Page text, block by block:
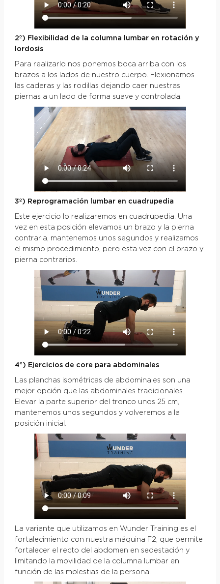
2º) Flexibilidad de la columna lumbar en rotación y
lordosis
Para realizarlo nos ponemos boca arriba con los
brazos a los lados de nuestro cuerpo. Flexionamos
las caderas y las rodillas dejando caer nuestras
piernas a un lado de forma suave y controlada.
3º) Reprogramación lumbar en cuadrupedia
Este ejercicio lo realizaremos en cuadrupedia. Una
vez en esta posición elevamos un brazo y la pierna
contraria, mantenemos unos segundos y realizamos
el mismo procedimiento, pero esta vez con el brazo y
pierna contrarios.
4º) Ejercicios de core para abdominales
Las planchas isométricas de abdominales son una
mejor opción que las abdominales tradicionales.
Elevar la parte superior del tronco unos 25 cm,
mantenemos unos segundos y volveremos a la
posición inicial.
La variante que utilizamos en Wunder Training es el
fortalecimiento con nuestra máquina F2, que permite
fortalecer el recto del abdomen en sedestación y
limitando la movilidad de la columna lumbar en
función de las molestias de la persona.